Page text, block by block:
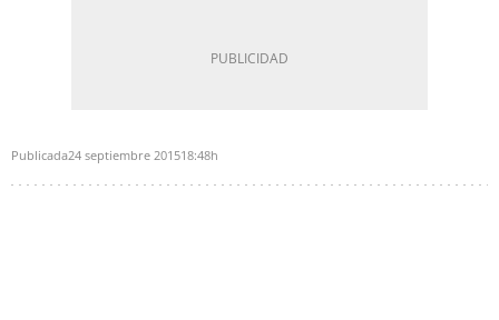
Publicada24 septiembre 201518:48h